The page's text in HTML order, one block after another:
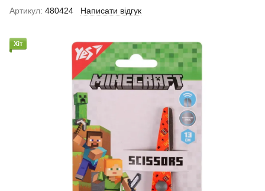
Артикул: 480424 Написати відгук
Хіт